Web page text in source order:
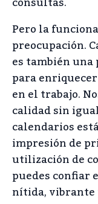
Pero la
preocupación.
es también
para
en el trabajo.
calidad sin
calendarios
impresión de
utilización de
puedes confiar
nítida,